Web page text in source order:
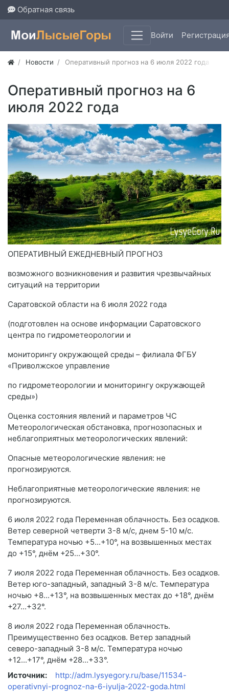
Обратная связь
Войти
Новости Оперативный прогноз на 6 июля 2022 года
Оперативный прогноз на 6
июля 2022 года
ОПЕРАТИВНЫЙ ЕЖЕДНЕВНЫЙ ПРОГНОЗ
возможного возникновения и развития чрезвычайных
ситуаций на территории
Саратовской области на 6 июля 2022 года
(подготовлен на основе информации Саратовского
центра по гидрометеорологии и
мониторингу окружающей среды – филиала ФГБУ
«Приволжское управление
по гидрометеорологии и мониторингу окружающей
среды»)
Оценка состояния явлений и параметров ЧС
Метеорологическая обстановка, прогнозопасных и
неблагоприятных метеорологических явлений:
Опасные метеорологические явления: не
прогнозируются.
Неблагоприятные метеорологические явления: не
прогнозируются.
6 июля 2022 года Переменная облачность. Без осадков.
Ветер северной четверти 3-8 м/с, днем 5-10 м/с.
Температура ночью +5...+10°, на возвышенных местах
до +15°, днём +25...+30°.
7 июля 2022 года Переменная облачность. Без осадков.
Ветер юго-западный, западный 3-8 м/с. Температура
ночью +8...+13°, на возвышенных местах до +18°, днём
+27...+32°.
8 июля 2022 года Переменная облачность.
Преимущественно без осадков. Ветер западный
северо-западный 3-8 м/с. Температура ночью
+12...+17°, днём +28...+33°.
Источник:
http://adm.lysyegory.ru/base/11534-
operativnyi-prognoz-na-6-iyulja-2022-goda.html